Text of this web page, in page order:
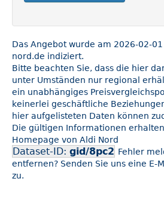
Das Angebot wurde am 2026-02-
nord.de indiziert.
Bitte beachten Sie, dass die hier
unter Umständen nur regional
ein unabhängiges
keinerlei geschäftliche
hier aufgelisteten Daten können
Die gültigen Informationen
Homepage von Aldi Nord
Dataset-ID: gid/8pc2 Fehler
entfernen? Senden Sie uns eine E-
zu.